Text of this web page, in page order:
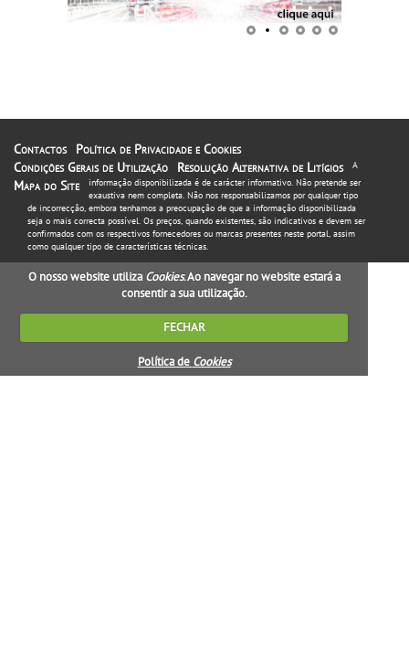
Contactos
Política de Privacidade e Cookies
Condições Gerais de Utilização
Resolução Alternativa de Litígios
Mapa do Site
A
informação disponibilizada é de carácter informativo. Não pretende ser
exaustiva nem completa. Não nos responsabilizamos por qualquer tipo
de incorrecção, embora tenhamos a preocupação de que a informação disponibilizada
seja o mais correcta possível. Os preços, quando existentes, são indicativos e devem ser
confirmados com os respectivos fornecedores ou marcas presentes neste portal, assim
como qualquer tipo de características técnicas.
O nosso website utiliza Cookies. Ao navegar no website estará a
consentir a sua utilização.
FECHAR
Política de Cookies